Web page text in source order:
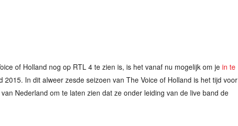
of Holland nog op RTL 4 te zien is, is het vanaf nu mogelijk om je in te
2015. In dit alweer zesde seizoen van The Voice of Holland is het tijd voor
Nederland om te laten zien dat ze onder leiding van de live band de